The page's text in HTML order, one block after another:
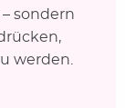
sondern
werden.